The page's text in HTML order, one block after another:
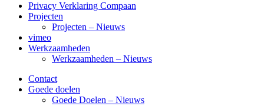
Privacy Verklaring Compaan
Projecten
Projecten – Nieuws
vimeo
Werkzaamheden
Werkzaamheden – Nieuws
Contact
Goede doelen
Goede Doelen – Nieuws